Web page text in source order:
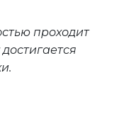
проходит